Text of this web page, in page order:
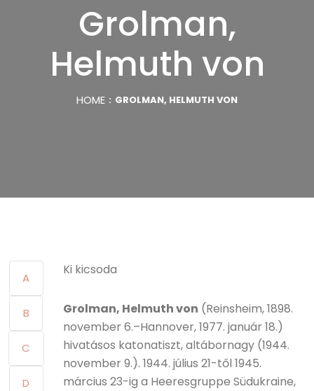
Grolman,
Helmuth von
HOME GROLMAN, HELMUTH VON
A
B
C
D
Ki kicsoda
Grolman, Helmuth von (Reinsheim, 1898.
november 6.–Hannover, 1977. január 18.)
hivatásos katonatiszt, altábornagy (1944.
november 9.). 1944. július 21-től 1945.
március 23-ig a Heeresgruppe Südukraine,